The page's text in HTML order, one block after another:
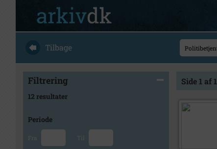
Tilbage
Filtrering
12 resultater
Periode
Fra Til
Side 1 af 1